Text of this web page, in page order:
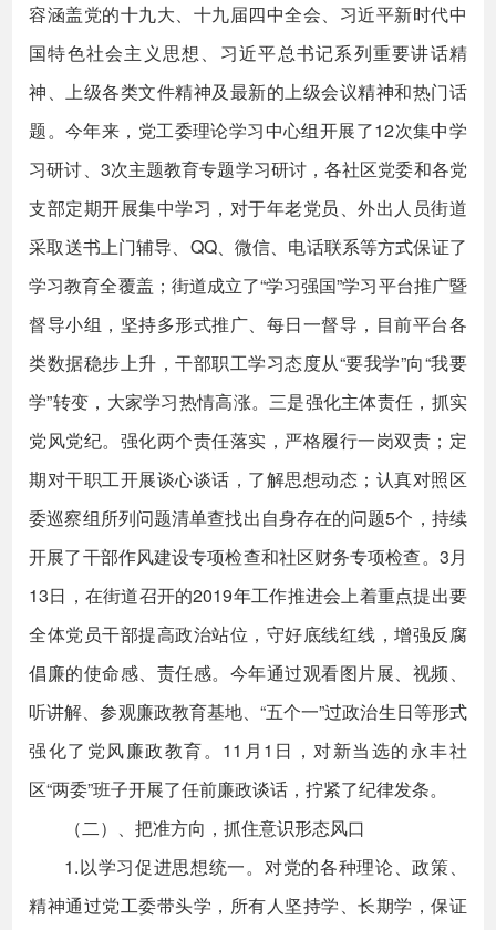
容涵盖党的十九大、十九届四中全会、习近平新时代中
国特色社会主义思想、习近平总书记系列重要讲话精
神、上级各类文件精神及最新的上级会议精神和热门话
题。今年来，党工委理论学习中心组开展了12次集中学
习研讨、3次主题教育专题学习研讨，各社区党委和各党
支部定期开展集中学习，对于年老党员、外出人员街道
采取送书上门辅导、QQ、微信、电话联系等方式保证了
学习教育全覆盖；街道成立了“学习强国”学习平台推广暨
督导小组，坚持多形式推广、每日一督导，目前平台各
类数据稳步上升，干部职工学习态度从“要我学”向“我要
学”转变，大家学习热情高涨。三是强化主体责任，抓实
党风党纪。强化两个责任落实，严格履行一岗双责；定
期对干职工开展谈心谈话，了解思想动态；认真对照区
委巡察组所列问题清单查找出自身存在的问题5个，持续
开展了干部作风建设专项检查和社区财务专项检查。3月
13日，在街道召开的2019年工作推进会上着重点提出要
全体党员干部提高政治站位，守好底线红线，增强反腐
倡廉的使命感、责任感。今年通过观看图片展、视频、
听讲解、参观廉政教育基地、“五个一”过政治生日等形式
强化了党风廉政教育。11月1日，对新当选的永丰社
区“两委”班子开展了任前廉政谈话，拧紧了纪律发条。
（二）、把准方向，抓住意识形态风口
1.以学习促进思想统一。对党的各种理论、政策、
精神通过党工委带头学，所有人坚持学、长期学，保证